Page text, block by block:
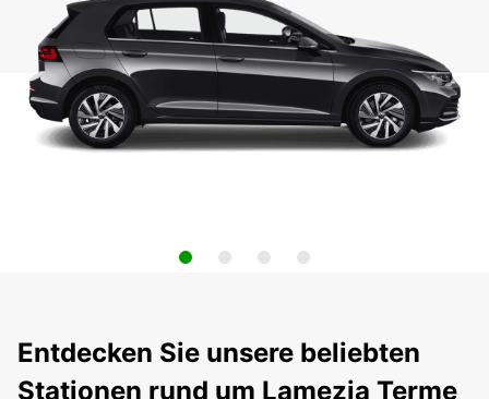
Entdecken Sie unsere beliebten
Stationen rund um Lamezia Terme